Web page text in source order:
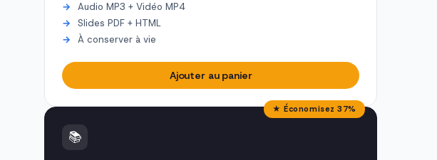
Audio MP3 + Vidéo MP4
Slides PDF + HTML
À conserver à vie
Ajouter au panier
★ Économisez 37%
📚